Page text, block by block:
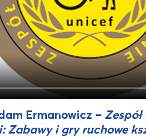
Ermanowicz –
Zabawy i gry ruchowe